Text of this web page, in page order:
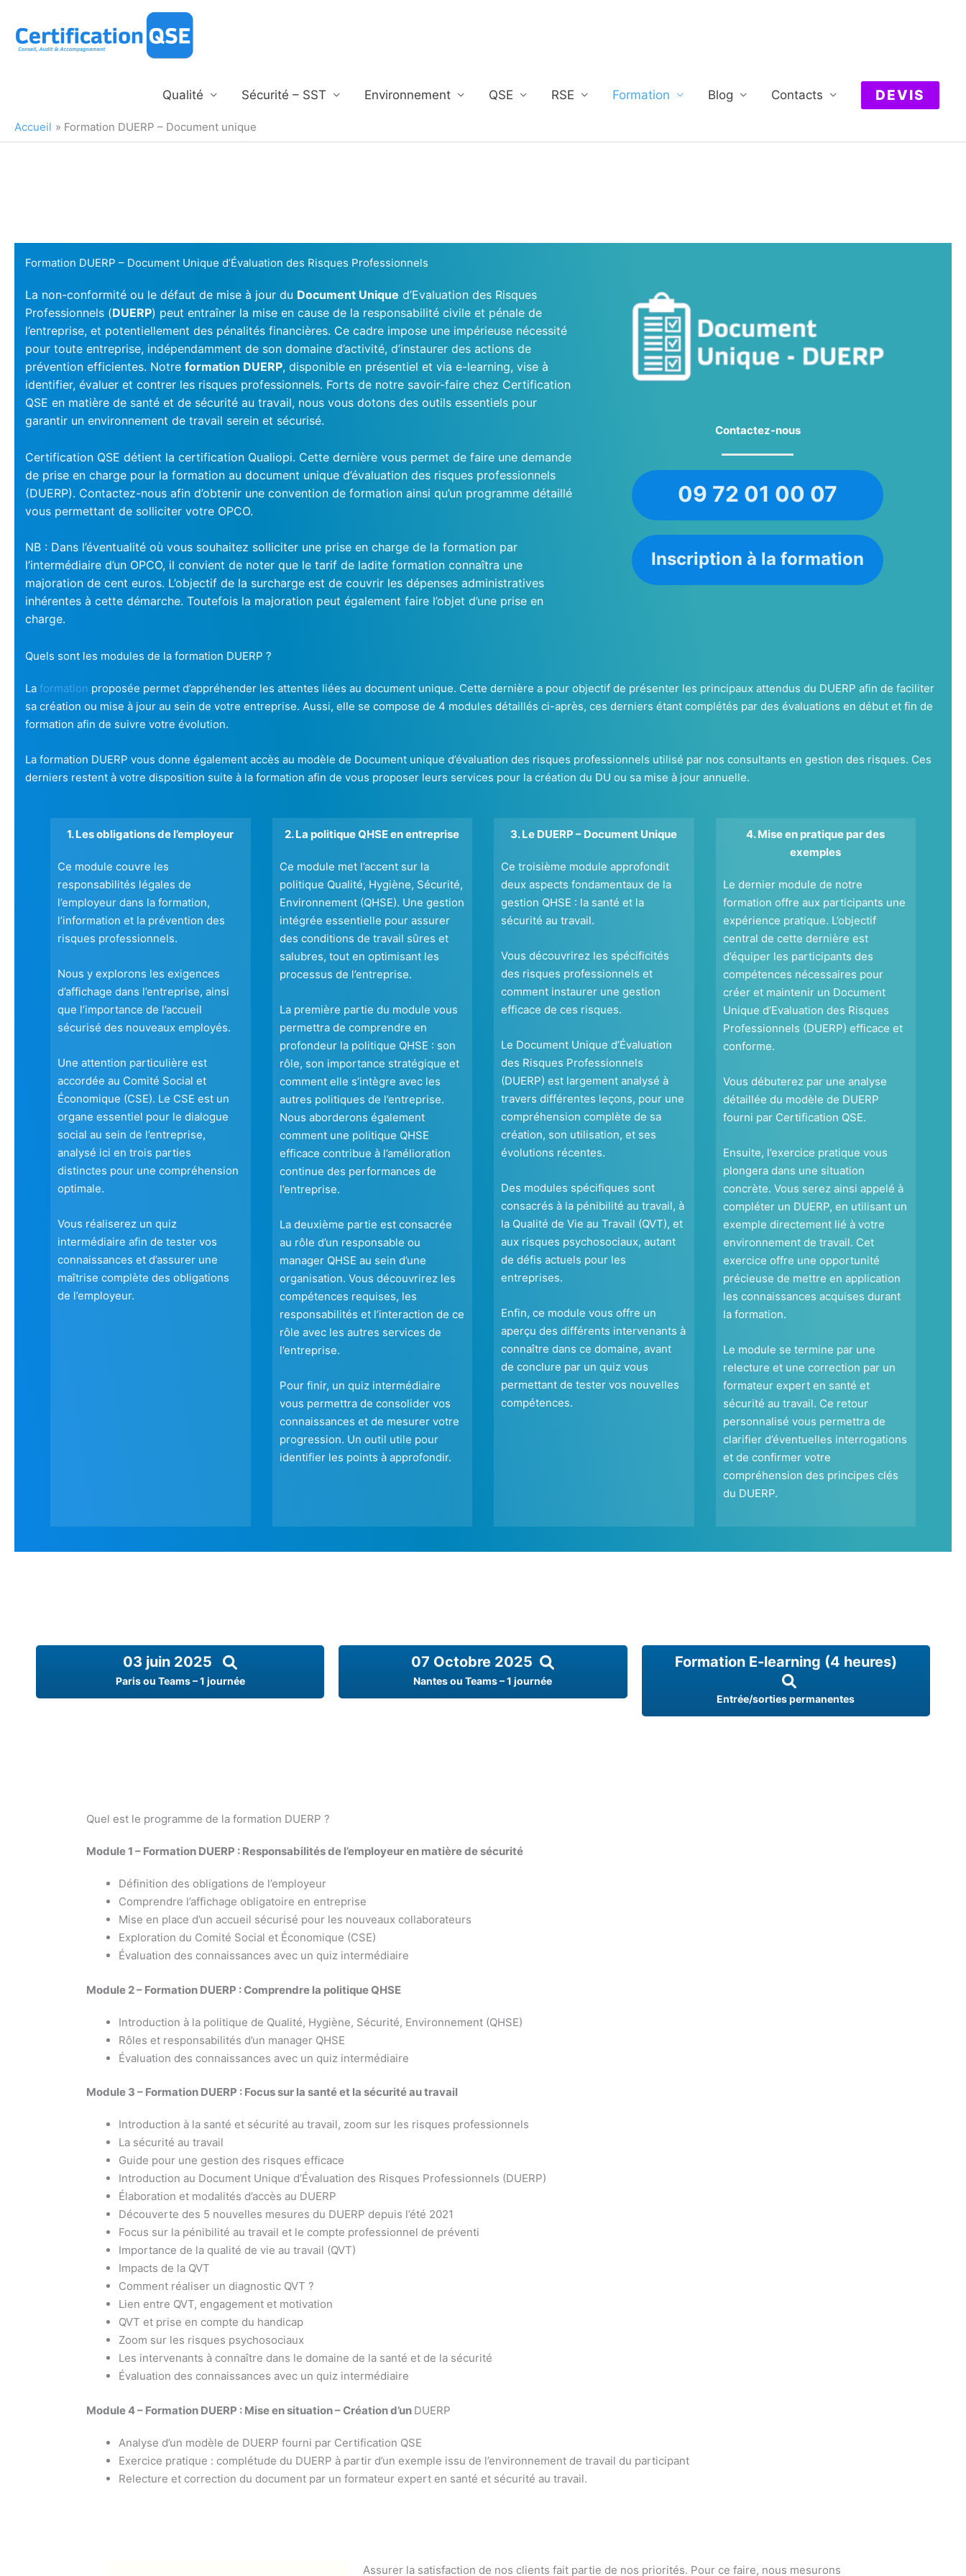
contenu
Qualité Sécurité – SST Environnement QSE RSE Formation Blog Contacts DEVIS
Accueil Formation DUERP – Document unique
Formation DUERP – Document Unique d’Évaluation des Risques Professionnels
La non-conformité ou le défaut de mise à jour du Document Unique d’Evaluation des Risques
Professionnels (DUERP) peut entraîner la mise en cause de la responsabilité civile et pénale de
l’entreprise, et potentiellement des pénalités financières. Ce cadre impose une impérieuse nécessité
pour toute entreprise, indépendamment de son domaine d’activité, d’instaurer des actions de
prévention efficientes. Notre formation DUERP, disponible en présentiel et via e-learning, vise à
identifier, évaluer et contrer les risques professionnels. Forts de notre savoir-faire chez Certification
QSE en matière de santé et de sécurité au travail, nous vous dotons des outils essentiels pour
garantir un environnement de travail serein et sécurisé.
Certification QSE détient la certification Qualiopi. Cette dernière vous permet de faire une demande
de prise en charge pour la formation au document unique d’évaluation des risques professionnels
(DUERP). Contactez-nous afin d’obtenir une convention de formation ainsi qu’un programme détaillé
vous permettant de solliciter votre OPCO.
NB : Dans l’éventualité où vous souhaitez solliciter une prise en charge de la formation par
l’intermédiaire d’un OPCO, il convient de noter que le tarif de ladite formation connaîtra une
majoration de cent euros. L’objectif de la surcharge est de couvrir les dépenses administratives
inhérentes à cette démarche. Toutefois la majoration peut également faire l’objet d’une prise en
charge.
Contactez-nous
09 72 01 00 07
Inscription à la formation
Quels sont les modules de la formation DUERP ?
La formation proposée permet d’appréhender les attentes liées au document unique. Cette dernière a pour objectif de présenter les principaux attendus du DUERP afin de faciliter
sa création ou mise à jour au sein de votre entreprise. Aussi, elle se compose de 4 modules détaillés ci-après, ces derniers étant complétés par des évaluations en début et fin de
formation afin de suivre votre évolution.
La formation DUERP vous donne également accès au modèle de Document unique d’évaluation des risques professionnels utilisé par nos consultants en gestion des risques. Ces
derniers restent à votre disposition suite à la formation afin de vous proposer leurs services pour la création du DU ou sa mise à jour annuelle.
1. Les obligations de l’employeur
Ce module couvre les
responsabilités légales de
l’employeur dans la formation,
l’information et la prévention des
risques professionnels.
Nous y explorons les exigences
d’affichage dans l’entreprise, ainsi
que l’importance de l’accueil
sécurisé des nouveaux employés.
Une attention particulière est
accordée au Comité Social et
Économique (CSE). Le CSE est un
organe essentiel pour le dialogue
social au sein de l’entreprise,
analysé ici en trois parties
distinctes pour une compréhension
optimale.
Vous réaliserez un quiz
intermédiaire afin de tester vos
connaissances et d’assurer une
maîtrise complète des obligations
de l’employeur.
2. La politique QHSE en entreprise
Ce module met l’accent sur la
politique Qualité, Hygiène, Sécurité,
Environnement (QHSE). Une gestion
intégrée essentielle pour assurer
des conditions de travail sûres et
salubres, tout en optimisant les
processus de l’entreprise.
La première partie du module vous
permettra de comprendre en
profondeur la politique QHSE : son
rôle, son importance stratégique et
comment elle s’intègre avec les
autres politiques de l’entreprise.
Nous aborderons également
comment une politique QHSE
efficace contribue à l’amélioration
continue des performances de
l’entreprise.
La deuxième partie est consacrée
au rôle d’un responsable ou
manager QHSE au sein d’une
organisation. Vous découvrirez les
compétences requises, les
responsabilités et l’interaction de ce
rôle avec les autres services de
l’entreprise.
Pour finir, un quiz intermédiaire
vous permettra de consolider vos
connaissances et de mesurer votre
progression. Un outil utile pour
identifier les points à approfondir.
3. Le DUERP – Document Unique
Ce troisième module approfondit
deux aspects fondamentaux de la
gestion QHSE : la santé et la
sécurité au travail.
Vous découvrirez les spécificités
des risques professionnels et
comment instaurer une gestion
efficace de ces risques.
Le Document Unique d’Évaluation
des Risques Professionnels
(DUERP) est largement analysé à
travers différentes leçons, pour une
compréhension complète de sa
création, son utilisation, et ses
évolutions récentes.
Des modules spécifiques sont
consacrés à la pénibilité au travail, à
la Qualité de Vie au Travail (QVT), et
aux risques psychosociaux, autant
de défis actuels pour les
entreprises.
Enfin, ce module vous offre un
aperçu des différents intervenants à
connaître dans ce domaine, avant
de conclure par un quiz vous
permettant de tester vos nouvelles
compétences.
4. Mise en pratique par des
exemples
Le dernier module de notre
formation offre aux participants une
expérience pratique. L’objectif
central de cette dernière est
d’équiper les participants des
compétences nécessaires pour
créer et maintenir un Document
Unique d’Evaluation des Risques
Professionnels (DUERP) efficace et
conforme.
Vous débuterez par une analyse
détaillée du modèle de DUERP
fourni par Certification QSE.
Ensuite, l’exercice pratique vous
plongera dans une situation
concrète. Vous serez ainsi appelé à
compléter un DUERP, en utilisant un
exemple directement lié à votre
environnement de travail. Cet
exercice offre une opportunité
précieuse de mettre en application
les connaissances acquises durant
la formation.
Le module se termine par une
relecture et une correction par un
formateur expert en santé et
sécurité au travail. Ce retour
personnalisé vous permettra de
clarifier d’éventuelles interrogations
et de confirmer votre
compréhension des principes clés
du DUERP.
03 juin 2025
Paris ou Teams – 1 journée
07 Octobre 2025
Nantes ou Teams – 1 journée
Formation E-learning (4 heures)
Entrée/sorties permanentes
Quel est le programme de la formation DUERP ?
Module 1 – Formation DUERP : Responsabilités de l’employeur en matière de sécurité
Définition des obligations de l’employeur
Comprendre l’affichage obligatoire en entreprise
Mise en place d’un accueil sécurisé pour les nouveaux collaborateurs
Exploration du Comité Social et Économique (CSE)
Évaluation des connaissances avec un quiz intermédiaire
Module 2 – Formation DUERP : Comprendre la politique QHSE
Introduction à la politique de Qualité, Hygiène, Sécurité, Environnement (QHSE)
Rôles et responsabilités d’un manager QHSE
Évaluation des connaissances avec un quiz intermédiaire
Module 3 – Formation DUERP : Focus sur la santé et la sécurité au travail
Introduction à la santé et sécurité au travail, zoom sur les risques professionnels
La sécurité au travail
Guide pour une gestion des risques efficace
Introduction au Document Unique d’Évaluation des Risques Professionnels (DUERP)
Élaboration et modalités d’accès au DUERP
Découverte des 5 nouvelles mesures du DUERP depuis l’été 2021
Focus sur la pénibilité au travail et le compte professionnel de préventi
Importance de la qualité de vie au travail (QVT)
Impacts de la QVT
Comment réaliser un diagnostic QVT ?
Lien entre QVT, engagement et motivation
QVT et prise en compte du handicap
Zoom sur les risques psychosociaux
Les intervenants à connaître dans le domaine de la santé et de la sécurité
Évaluation des connaissances avec un quiz intermédiaire
Module 4 – Formation DUERP : Mise en situation – Création d’un DUERP
Analyse d’un modèle de DUERP fourni par Certification QSE
Exercice pratique : complétude du DUERP à partir d’un exemple issu de l’environnement de travail du participant
Relecture et correction du document par un formateur expert en santé et sécurité au travail.
Assurer la satisfaction de nos clients fait partie de nos priorités. Pour ce faire, nous mesurons